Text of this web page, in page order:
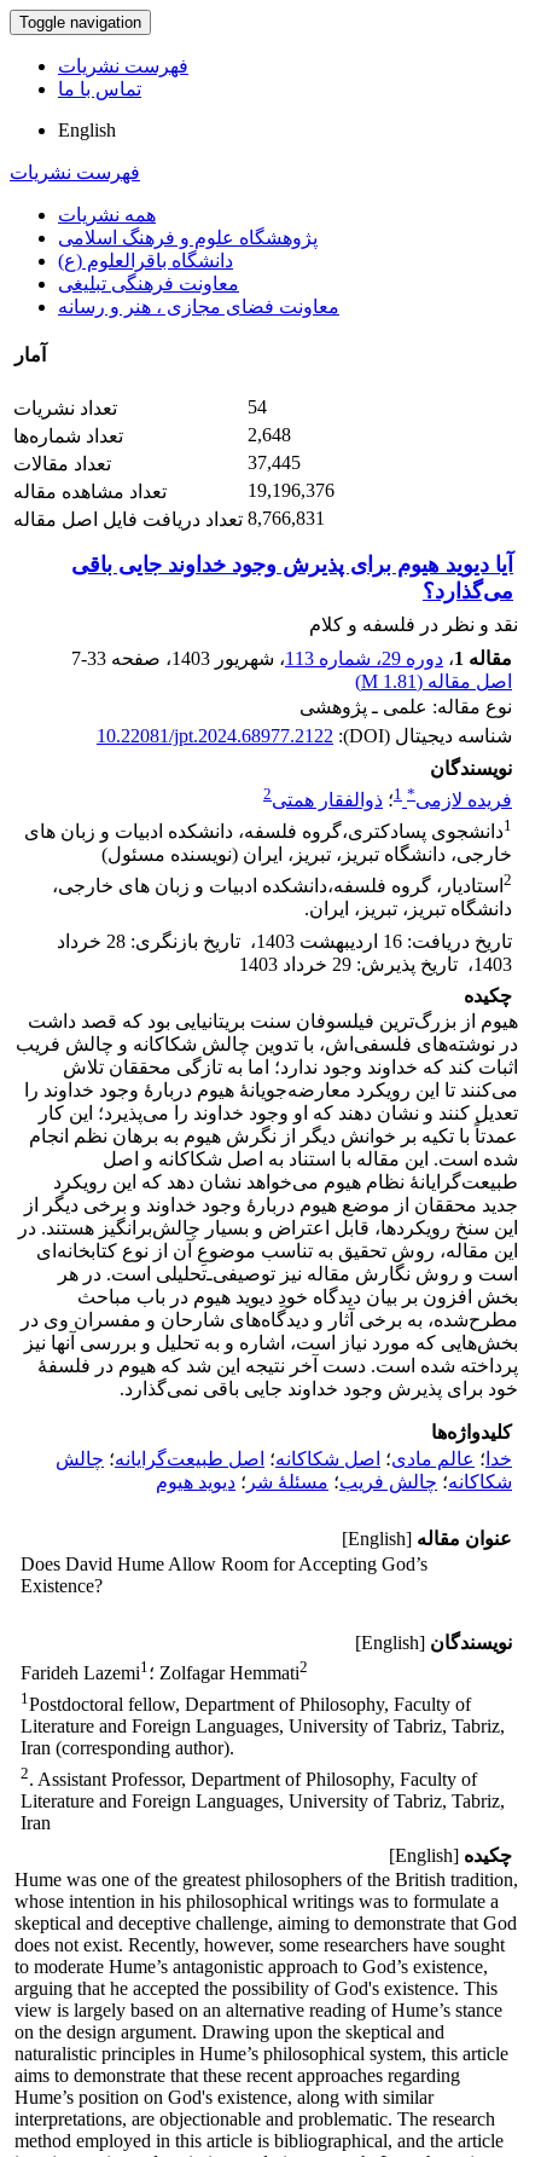
Toggle navigation
فهرست نشریات
تماس با ما
English
فهرست نشریات
همه نشریات
پژوهشگاه علوم و فرهنگ اسلامی
دانشگاه باقرالعلوم (ع)
معاونت فرهنگی تبلیغی
معاونت فضای مجازی ، هنر و رسانه
آمار
تعداد نشریات
54
تعداد شماره‌ها
2,648
تعداد مقالات
37,445
تعداد مشاهده مقاله
19,196,376
تعداد دریافت فایل اصل مقاله 8,766,831
آیا دیوید هیوم برای پذیرش وجود خداوند جایی باقی
می‌گذارد؟
نقد و نظر در فلسفه و کلام
مقاله 1
، دوره 29، شماره 113 ، شهریور 1403 ، صفحه 7-33
اصل مقاله (1.81 M
)
نوع مقاله: علمی ـ پژوهشی
شناسه دیجیتال (DOI):
10.22081/jpt.2024.68977.2122
نویسندگان
فریده لازمی*
1؛ ذوالفقار همتی2
1دانشجوی پسادکتری،گروه فلسفه، دانشکده ادبیات و زبان های
خارجی، دانشگاه تبریز، تبریز، ایران (نویسنده مسئول)
2 استادیار، گروه فلسفه،دانشکده ادبیات و زبان های خارجی،
دانشگاه تبریز، تبریز، ایران.
تاریخ دریافت: 16 اردیبهشت 1403 ، تاریخ بازنگری:
28 خرداد
1403، تاریخ پذیرش: 29 خرداد 1403
چکیده
هیوم از بزرگ‌ترین فیلسوفان سنت بریتانیایی بود که قصد داشت
در نوشته‌های فلسفی‌اش، با تدوین چالش شکاکانه و چالش فریب
اثبات کند که خداوند وجود ندارد؛ اما به تازگی محققان تلاش
می‌کنند تا این رویکرد معارضه‌جویانهٔ هیوم دربارهٔ وجود خداوند را
تعدیل کنند و نشان دهند که او وجود خداوند را می‌پذیرد؛ این کار
عمدتاً با تکیه بر خوانش دیگر از نگرش هیوم به برهان نظم انجام
شده است. این مقاله با استناد به اصل شکاکانه و اصل
طبیعت‌گرایانهٔ نظام هیوم می‌خواهد نشان دهد که این رویکرد
جدید محققان از موضع هیوم دربارهٔ وجود خداوند و برخی دیگر از
این سنخ رویکردها، قابل اعتراض و بسیار چالش‌برانگیز هستند. در
این مقاله، روش تحقیق به تناسب موضوعِ آن از نوع کتابخانه‌ای
است و روش نگارش مقاله نیز توصیفی‌ـ‌تحلیلی است. در هر
بخش افزون بر بیان دیدگاه خودِ دیوید هیوم در باب مباحث
مطرح‌شده، به برخی آثار و دیدگاه‌های شارحان و مفسران وی در
بخش‌هایی که مورد نیاز است، اشاره و به تحلیل و بررسی آنها نیز
پرداخته شده است. دست آخر نتیجه این شد که هیوم در فلسفۀ
خود برای پذیرش وجود خداوند جایی باقی نمی‌گذارد.
کلیدواژه‌ها
خدا ؛ عالم مادی؛ اصل شکاکانه؛ اصل طبیعت‌گرایانه؛ چالش
شکاکانه؛ چالش فریب؛ مسئلهٔ شر ؛ دیوید هیوم
عنوان مقاله [English]
Does David Hume Allow Room for Accepting God’s
Existence?
نویسندگان [English]
Farideh Lazemi1 ؛ Zolfagar Hemmati2
1 Postdoctoral fellow, Department of Philosophy, Faculty of
Literature and Foreign Languages, University of Tabriz, Tabriz,
Iran (corresponding author).
2. Assistant Professor, Department of Philosophy, Faculty of
Literature and Foreign Languages, University of Tabriz, Tabriz,
Iran
چکیده [English]
Hume was one of the greatest philosophers of the British tradition,
whose intention in his philosophical writings was to formulate a
skeptical and deceptive challenge, aiming to demonstrate that God
does not exist. Recently, however, some researchers have sought
to moderate Hume’s antagonistic approach to God’s existence,
arguing that he accepted the possibility of God's existence. This
view is largely based on an alternative reading of Hume’s stance
on the design argument. Drawing upon the skeptical and
naturalistic principles in Hume’s philosophical system, this article
aims to demonstrate that these recent approaches regarding
Hume’s position on God's existence, along with similar
interpretations, are objectionable and problematic. The research
method employed in this article is bibliographical, and the article